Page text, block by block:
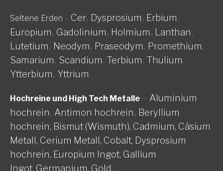
Seltene Erden – Cer, Dysprosium, Erbium,
Europium, Gadolinium, Holmium, Lanthan,
Lutetium, Neodym, Praseodym, Promethium,
Samarium, Scandium, Terbium, Thulium,
Ytterbium, Yttrium
Hochreine und High Tech Metalle – Aluminium
hochrein, Antimon hochrein, Beryllium
hochrein, Bismut (Wismuth), Cadmium, Cäsium
Metall, Cerium Metall, Cobalt, Dysprosium
hochrein, Europium Ingot, Gallium
Ingot, Germanium, Gold,